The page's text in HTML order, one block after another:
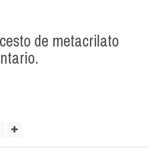
de metacrilato